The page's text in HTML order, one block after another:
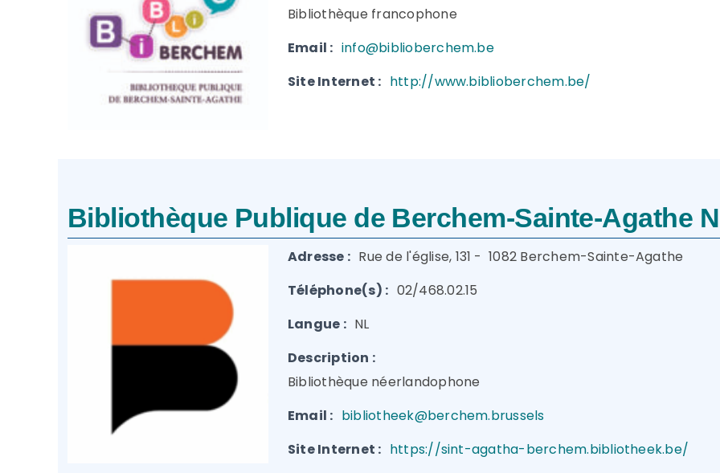
Bibliothèque francophone
Email : info@biblioberchem.be
Site Internet : http://www.biblioberchem.be/
Bibliothèque Publique de Berchem-Sainte-Agathe
Adresse : Rue de l'église, 131 - 1082 Berchem-Sainte-Agathe
Téléphone(s) : 02/468.02.15
Langue : NL
Description :
Bibliothèque néerlandophone
Email : bibliotheek@berchem.brussels
Site Internet : https://sint-agatha-berchem.bibliotheek.be/